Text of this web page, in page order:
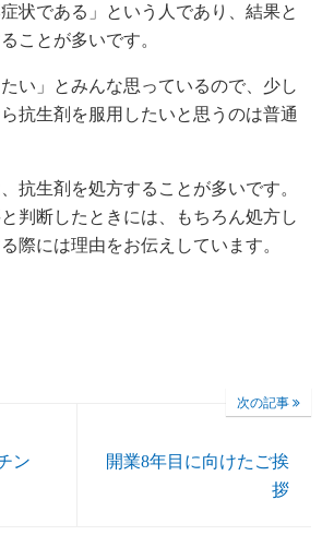
状である」という人であり、結果と
ことが多いです。
い」とみんな思っているので、少し
抗生剤を服用したいと思うのは普通
抗生剤を処方することが多いです。
判断したときには、もちろん処方し
際には理由をお伝えしています。
ン
次の記事
開業8年目に向けたご挨
拶